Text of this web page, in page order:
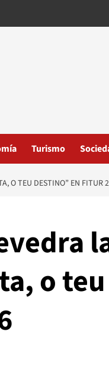
Turismo
O TEU DESTINO” EN FITUR
o teu